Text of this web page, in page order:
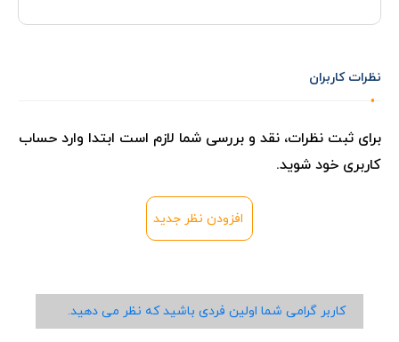
نظرات کاربران
برای ثبت نظرات، نقد و بررسی شما لازم است ابتدا وارد حساب
کاربری خود شوید.
افزودن نظر جدید
کاربر گرامی شما اولین فردی باشید که نظر می دهید.